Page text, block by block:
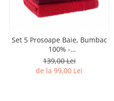
Set 5 Prosoape Baie, Bumbac
100% -
Mov/Verde/Gri/Visiniu/Rosu
139,00 Lei
de la 99,00 Lei